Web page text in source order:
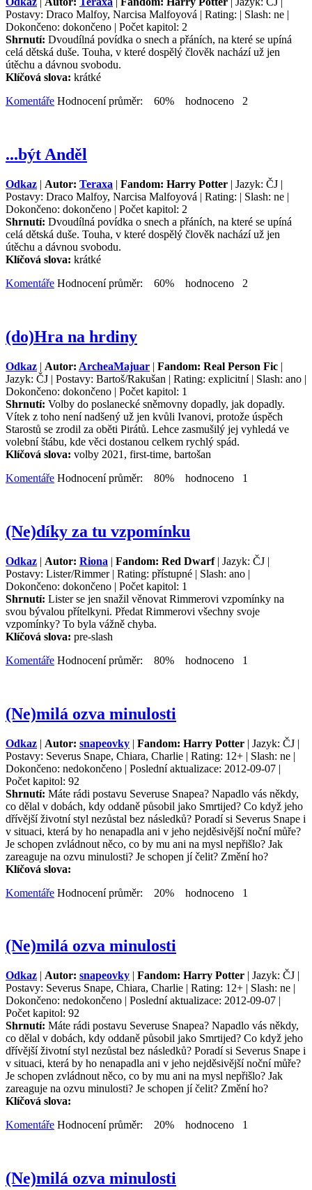
Postavy: Draco Malfoy, Narcisa Malfoyová | Rating: | Slash: ne |
Dokončeno: dokončeno | Počet kapitol: 2
Shrnutí: Dvoudílná povídka o snech a přáních, na které se upíná
celá dětská duše. Touha, v které dospělý člověk nachází už jen
útěchu a dávnou svobodu.
Klíčová slova: krátké
Komentáře Hodnocení průměr: 60% hodnoceno 2
...být Anděl
Odkaz | Autor: Teraxa | Fandom: Harry Potter | Jazyk: ČJ |
Postavy: Draco Malfoy, Narcisa Malfoyová | Rating: | Slash: ne |
Dokončeno: dokončeno | Počet kapitol: 2
Shrnutí: Dvoudílná povídka o snech a přáních, na které se upíná
celá dětská duše. Touha, v které dospělý člověk nachází už jen
útěchu a dávnou svobodu.
Klíčová slova: krátké
Komentáře Hodnocení průměr: 60% hodnoceno 2
(do)Hra na hrdiny
Odkaz | Autor: ArcheaMajuar | Fandom: Real Person Fic |
Jazyk: ČJ | Postavy: Bartoš/Rakušan | Rating: explicitní | Slash: ano |
Dokončeno: dokončeno | Počet kapitol: 1
Shrnutí: Volby do poslanecké sněmovny dopadly, jak dopadly.
Vítek z toho není nadšený už jen kvůli Ivanovi, protože úspěch
Starostů se zrodil za oběti Pirátů. Lehce zasmušilý jej vyhledá ve
volební štábu, kde věci dostanou celkem rychlý spád.
Klíčová slova: volby 2021, first-time, bartošan
Komentáře Hodnocení průměr: 80% hodnoceno 1
(Ne)díky za tu vzpomínku
Odkaz | Autor: Riona | Fandom: Red Dwarf| Jazyk: ČJ |
Postavy: Lister/Rimmer | Rating: přístupné | Slash: ano |
Dokončeno: dokončeno | Počet kapitol: 1
Shrnutí: Lister se jen snažil věnovat Rimmerovi vzpomínky na
svou bývalou přítelkyni. Předat Rimmerovi všechny svoje
vzpomínky? To byla vážně chyba.
Klíčová slova: pre-slash
Komentáře Hodnocení průměr: 80% hodnoceno 1
(Ne)milá ozva minulosti
Odkaz | Autor: snapeovky | Fandom: Harry Potter | Jazyk: ČJ |
Postavy: Severus Snape, Chiara, Charlie | Rating: 12+ | Slash: ne |
Dokončeno: nedokončeno | Poslední aktualizace: 2012-09-07 |
Počet kapitol: 92
Shrnutí: Máte rádi postavu Severuse Snapea? Napadlo vás někdy,
co dělal v dobách, kdy oddaně působil jako Smrtijed? Co když jeho
dřívější životní styl nezůstal bez následků? Poradí si Severus Snape i
v situaci, která by ho nenapadla ani v jeho nejděsivější noční můře?
Je schopen zvládnout něco, co by mu ani na mysl nepřišlo? Jak
zareaguje na ozvu minulosti? Je schopen jí čelit? Změní ho?
Klíčová slova:
Komentáře Hodnocení průměr: 20% hodnoceno 1
(Ne)milá ozva minulosti
Odkaz | Autor: snapeovky | Fandom: Harry Potter | Jazyk: ČJ |
Postavy: Severus Snape, Chiara, Charlie | Rating: 12+ | Slash: ne |
Dokončeno: nedokončeno | Poslední aktualizace: 2012-09-07 |
Počet kapitol: 92
Shrnutí: Máte rádi postavu Severuse Snapea? Napadlo vás někdy,
co dělal v dobách, kdy oddaně působil jako Smrtijed? Co když jeho
dřívější životní styl nezůstal bez následků? Poradí si Severus Snape i
v situaci, která by ho nenapadla ani v jeho nejděsivější noční můře?
Je schopen zvládnout něco, co by mu ani na mysl nepřišlo? Jak
zareaguje na ozvu minulosti? Je schopen jí čelit? Změní ho?
Klíčová slova:
Komentáře Hodnocení průměr: 20% hodnoceno 1
(Ne)milá ozva minulosti